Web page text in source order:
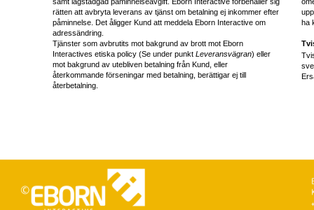
rätten att avbryta leverans av tjänst om betalning ej inkommer efter
påminnelse. Det åligger Kund att meddela Eborn Interactive om
adressändring.
Tjänster som avbrutits mot bakgrund av brott mot Eborn
Interactives etiska policy (Se under punkt Leveransvägran) eller
mot bakgrund av utebliven betalning från Kund, eller
återkommande förseningar med betalning, berättigar ej till
återbetalning.
ha